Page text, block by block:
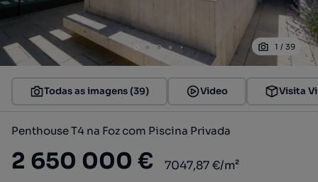
1 / 39
Todas as imagens (39) Video Visita
Penthouse T4 na Foz com Piscina Privada
2 650 000 € 7047,87 €/m²